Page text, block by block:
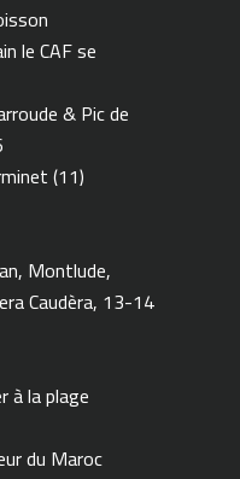
le CAF se
& Pic de
(11)
Montlude,
Caudèra, 13-14
à la plage
du Maroc